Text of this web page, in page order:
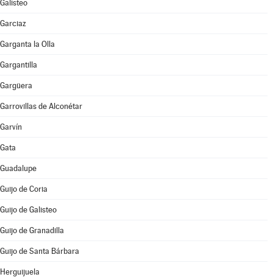
Galisteo
Garciaz
Garganta la Olla
Gargantilla
Gargüera
Garrovillas de Alconétar
Garvín
Gata
Guadalupe
Guijo de Coria
Guijo de Galisteo
Guijo de Granadilla
Guijo de Santa Bárbara
Herguijuela